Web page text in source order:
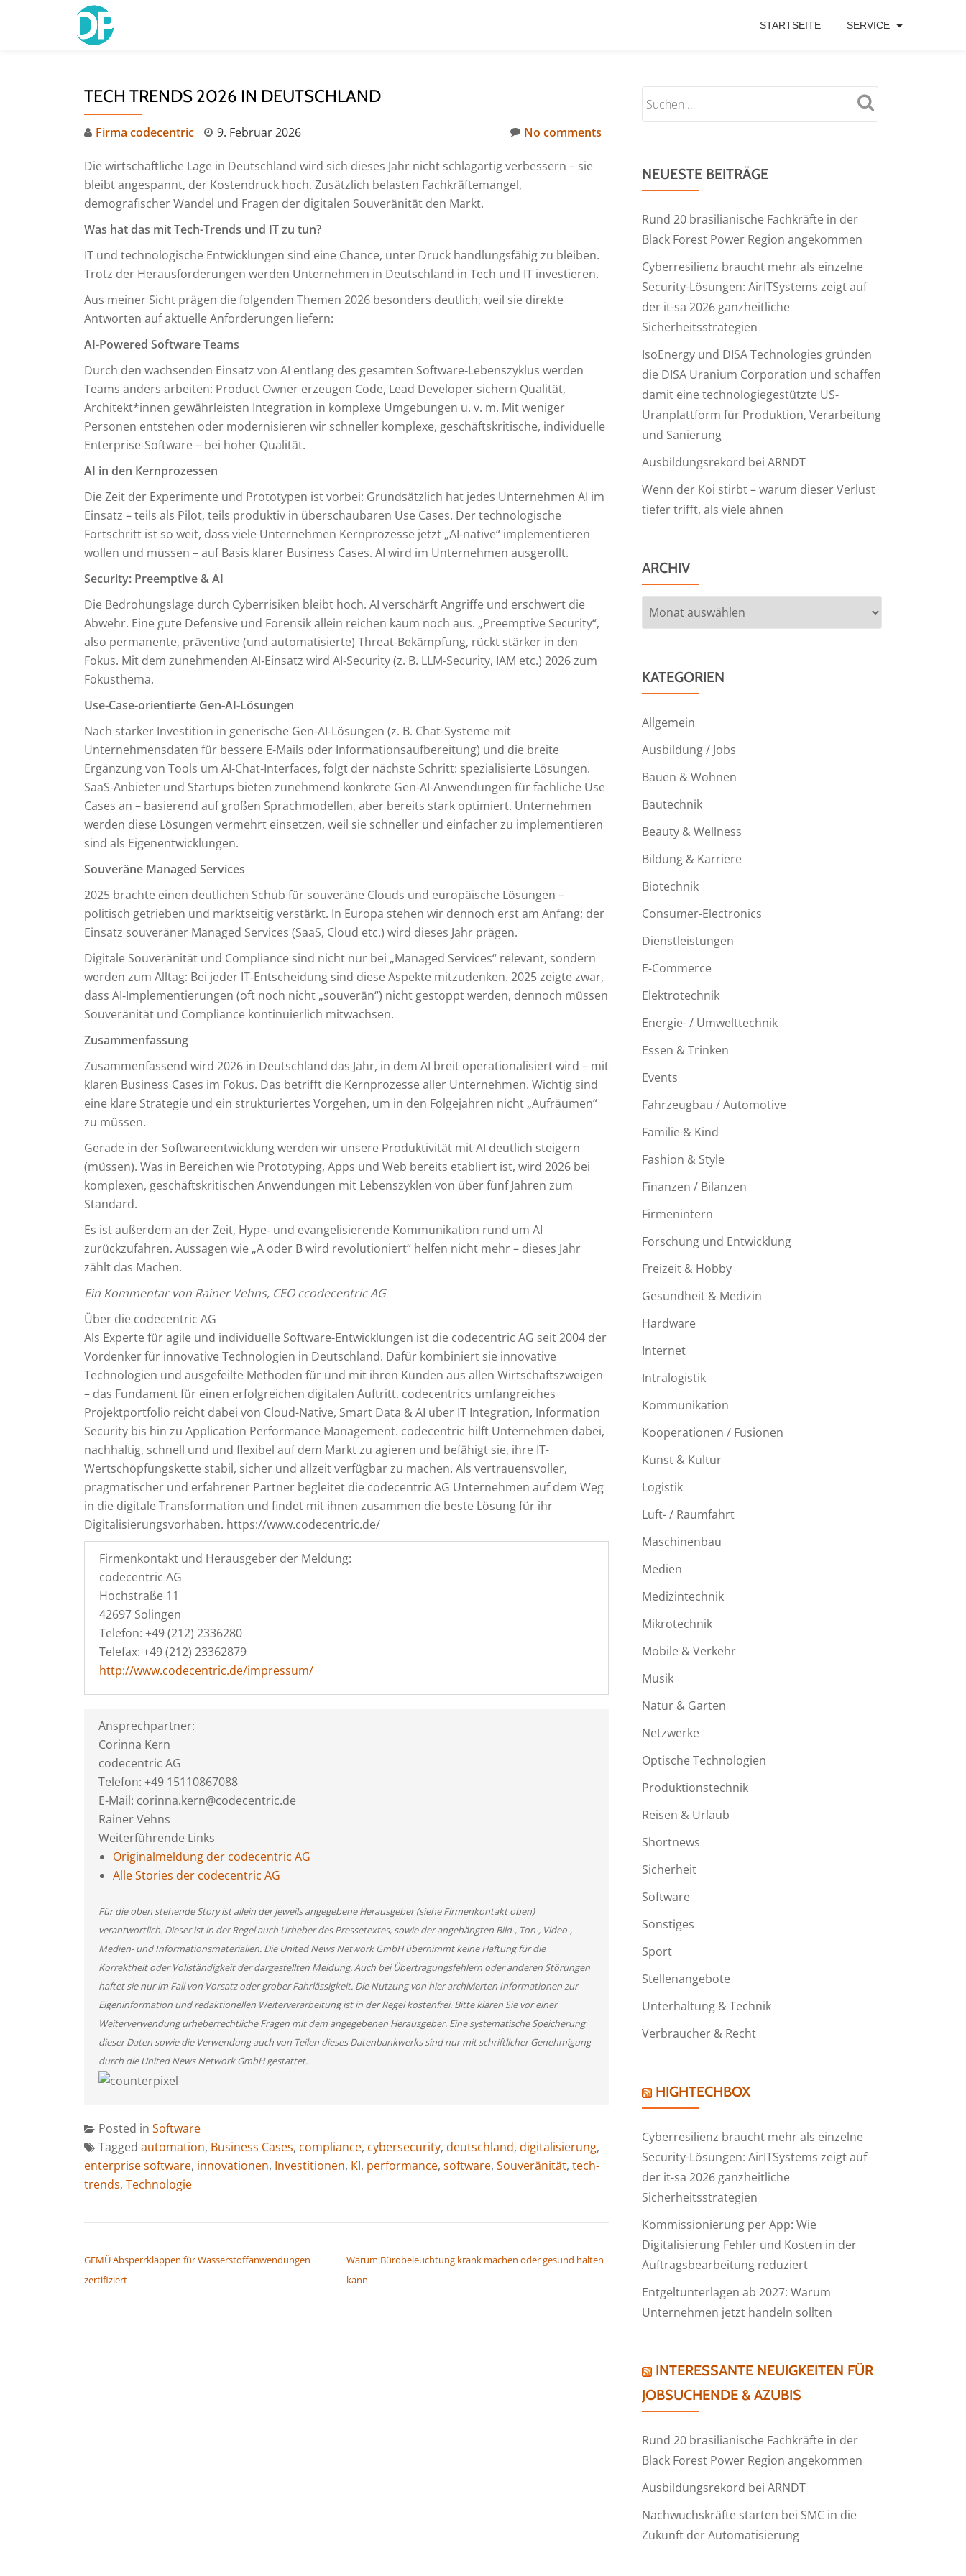
STARTSEITE SERVICE
TECH TRENDS 2026 IN DEUTSCHLAND
Firma codecentric 9. Februar 2026 No comments
Die wirtschaftliche Lage in Deutschland wird sich dieses Jahr nicht schlagartig verbessern – sie
bleibt angespannt, der Kostendruck hoch. Zusätzlich belasten Fachkräftemangel,
demografischer Wandel und Fragen der digitalen Souveränität den Markt.
Was hat das mit Tech-Trends und IT zu tun?
IT und technologische Entwicklungen sind eine Chance, unter Druck handlungsfähig zu bleiben.
Trotz der Herausforderungen werden Unternehmen in Deutschland in Tech und IT investieren.
Aus meiner Sicht prägen die folgenden Themen 2026 besonders deutlich, weil sie direkte
Antworten auf aktuelle Anforderungen liefern:
AI‑Powered Software Teams
Durch den wachsenden Einsatz von AI entlang des gesamten Software‑Lebenszyklus werden
Teams anders arbeiten: Product Owner erzeugen Code, Lead Developer sichern Qualität,
Architekt*innen gewährleisten Integration in komplexe Umgebungen u. v. m. Mit weniger
Personen entstehen oder modernisieren wir schneller komplexe, geschäftskritische, individuelle
Enterprise‑Software – bei hoher Qualität.
AI in den Kernprozessen
Die Zeit der Experimente und Prototypen ist vorbei: Grundsätzlich hat jedes Unternehmen AI im
Einsatz – teils als Pilot, teils produktiv in überschaubaren Use Cases. Der technologische
Fortschritt ist so weit, dass viele Unternehmen Kernprozesse jetzt „AI‑native“ implementieren
wollen und müssen – auf Basis klarer Business Cases. AI wird im Unternehmen ausgerollt.
Security: Preemptive & AI
Die Bedrohungslage durch Cyberrisiken bleibt hoch. AI verschärft Angriffe und erschwert die
Abwehr. Eine gute Defensive und Forensik allein reichen kaum noch aus. „Preemptive Security“,
also permanente, präventive (und automatisierte) Threat‑Bekämpfung, rückt stärker in den
Fokus. Mit dem zunehmenden AI‑Einsatz wird AI‑Security (z. B. LLM‑Security, IAM etc.) 2026 zum
Fokusthema.
Use‑Case‑orientierte Gen‑AI‑Lösungen
Nach starker Investition in generische Gen‑AI‑Lösungen (z. B. Chat‑Systeme mit
Unternehmensdaten für bessere E‑Mails oder Informationsaufbereitung) und die breite
Ergänzung von Tools um AI‑Chat‑Interfaces, folgt der nächste Schritt: spezialisierte Lösungen.
SaaS‑Anbieter und Startups bieten zunehmend konkrete Gen‑AI‑Anwendungen für fachliche Use
Cases an – basierend auf großen Sprachmodellen, aber bereits stark optimiert. Unternehmen
werden diese Lösungen vermehrt einsetzen, weil sie schneller und einfacher zu implementieren
sind als Eigenentwicklungen.
Souveräne Managed Services
2025 brachte einen deutlichen Schub für souveräne Clouds und europäische Lösungen –
politisch getrieben und marktseitig verstärkt. In Europa stehen wir dennoch erst am Anfang; der
Einsatz souveräner Managed Services (SaaS, Cloud etc.) wird dieses Jahr prägen.
Digitale Souveränität und Compliance sind nicht nur bei „Managed Services“ relevant, sondern
werden zum Alltag: Bei jeder IT‑Entscheidung sind diese Aspekte mitzudenken. 2025 zeigte zwar,
dass AI‑Implementierungen (oft noch nicht „souverän“) nicht gestoppt werden, dennoch müssen
Souveränität und Compliance kontinuierlich mitwachsen.
Zusammenfassung
Zusammenfassend wird 2026 in Deutschland das Jahr, in dem AI breit operationalisiert wird – mit
klaren Business Cases im Fokus. Das betrifft die Kernprozesse aller Unternehmen. Wichtig sind
eine klare Strategie und ein strukturiertes Vorgehen, um in den Folgejahren nicht „Aufräumen“
zu müssen.
Gerade in der Softwareentwicklung werden wir unsere Produktivität mit AI deutlich steigern
(müssen). Was in Bereichen wie Prototyping, Apps und Web bereits etabliert ist, wird 2026 bei
komplexen, geschäftskritischen Anwendungen mit Lebenszyklen von über fünf Jahren zum
Standard.
Es ist außerdem an der Zeit, Hype‑ und evangelisierende Kommunikation rund um AI
zurückzufahren. Aussagen wie „A oder B wird revolutioniert“ helfen nicht mehr – dieses Jahr
zählt das Machen.
Ein Kommentar von Rainer Vehns, CEO ccodecentric AG
Über die codecentric AG
Als Experte für agile und individuelle Software-Entwicklungen ist die codecentric AG seit 2004 der
Vordenker für innovative Technologien in Deutschland. Dafür kombiniert sie innovative
Technologien und ausgefeilte Methoden für und mit ihren Kunden aus allen Wirtschaftszweigen
– das Fundament für einen erfolgreichen digitalen Auftritt. codecentrics umfangreiches
Projektportfolio reicht dabei von Cloud-Native, Smart Data & AI über IT Integration, Information
Security bis hin zu Application Performance Management. codecentric hilft Unternehmen dabei,
nachhaltig, schnell und und flexibel auf dem Markt zu agieren und befähigt sie, ihre IT-
Wertschöpfungskette stabil, sicher und allzeit verfügbar zu machen. Als vertrauensvoller,
pragmatischer und erfahrener Partner begleitet die codecentric AG Unternehmen auf dem Weg
in die digitale Transformation und findet mit ihnen zusammen die beste Lösung für ihr
Digitalisierungsvorhaben. https://www.codecentric.de/
Firmenkontakt und Herausgeber der Meldung:
codecentric AG
Hochstraße 11
42697 Solingen
Telefon: +49 (212) 2336280
Telefax: +49 (212) 23362879
http://www.codecentric.de/impressum/
Ansprechpartner:
Corinna Kern
codecentric AG
Telefon: +49 15110867088
E-Mail: corinna.kern@codecentric.de
Rainer Vehns
Weiterführende Links
Originalmeldung der codecentric AG
Alle Stories der codecentric AG
Für die oben stehende Story ist allein der jeweils angegebene Herausgeber (siehe Firmenkontakt oben)
verantwortlich. Dieser ist in der Regel auch Urheber des Pressetextes, sowie der angehängten Bild-, Ton-, Video-,
Medien- und Informationsmaterialien. Die United News Network GmbH übernimmt keine Haftung für die
Korrektheit oder Vollständigkeit der dargestellten Meldung. Auch bei Übertragungsfehlern oder anderen Störungen
haftet sie nur im Fall von Vorsatz oder grober Fahrlässigkeit. Die Nutzung von hier archivierten Informationen zur
Eigeninformation und redaktionellen Weiterverarbeitung ist in der Regel kostenfrei. Bitte klären Sie vor einer
Weiterverwendung urheberrechtliche Fragen mit dem angegebenen Herausgeber. Eine systematische Speicherung
dieser Daten sowie die Verwendung auch von Teilen dieses Datenbankwerks sind nur mit schriftlicher Genehmigung
durch die United News Network GmbH gestattet.
Posted in Software
Tagged automation, Business Cases, compliance, cybersecurity, deutschland, digitalisierung,
enterprise software, innovationen, Investitionen, KI, performance, software, Souveränität, tech-
trends, Technologie
GEMÜ Absperrklappen für Wasserstoffanwendungen
zertifiziert
Warum Bürobeleuchtung krank machen oder gesund halten
kann
NEUESTE BEITRÄGE
Rund 20 brasilianische Fachkräfte in der
Black Forest Power Region angekommen
Cyberresilienz braucht mehr als einzelne
Security-Lösungen: AirITSystems zeigt auf
der it-sa 2026 ganzheitliche
Sicherheitsstrategien
IsoEnergy und DISA Technologies gründen
die DISA Uranium Corporation und schaffen
damit eine technologiegestützte US-
Uranplattform für Produktion, Verarbeitung
und Sanierung
Ausbildungsrekord bei ARNDT
Wenn der Koi stirbt – warum dieser Verlust
tiefer trifft, als viele ahnen
ARCHIV
Archiv
KATEGORIEN
Allgemein
Ausbildung / Jobs
Bauen & Wohnen
Bautechnik
Beauty & Wellness
Bildung & Karriere
Biotechnik
Consumer-Electronics
Dienstleistungen
E-Commerce
Elektrotechnik
Energie- / Umwelttechnik
Essen & Trinken
Events
Fahrzeugbau / Automotive
Familie & Kind
Fashion & Style
Finanzen / Bilanzen
Firmenintern
Forschung und Entwicklung
Freizeit & Hobby
Gesundheit & Medizin
Hardware
Internet
Intralogistik
Kommunikation
Kooperationen / Fusionen
Kunst & Kultur
Logistik
Luft- / Raumfahrt
Maschinenbau
Medien
Medizintechnik
Mikrotechnik
Mobile & Verkehr
Musik
Natur & Garten
Netzwerke
Optische Technologien
Produktionstechnik
Reisen & Urlaub
Shortnews
Sicherheit
Software
Sonstiges
Sport
Stellenangebote
Unterhaltung & Technik
Verbraucher & Recht
HIGHTECHBOX
Cyberresilienz braucht mehr als einzelne
Security-Lösungen: AirITSystems zeigt auf
der it-sa 2026 ganzheitliche
Sicherheitsstrategien
Kommissionierung per App: Wie
Digitalisierung Fehler und Kosten in der
Auftragsbearbeitung reduziert
Entgeltunterlagen ab 2027: Warum
Unternehmen jetzt handeln sollten
INTERESSANTE NEUIGKEITEN FÜR
JOBSUCHENDE & AZUBIS
Rund 20 brasilianische Fachkräfte in der
Black Forest Power Region angekommen
Ausbildungsrekord bei ARNDT
Nachwuchskräfte starten bei SMC in die
Zukunft der Automatisierung